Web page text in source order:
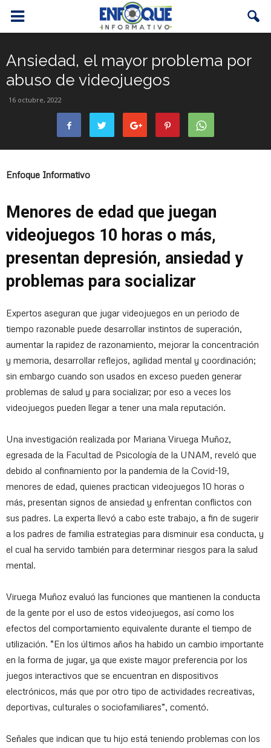
Ansiedad, el mayor problema por
abuso de videojuegos
16 octubre, 2022
Enfoque Informativo
Menores de edad que juegan
videojuegos 10 horas o más,
presentan depresión, ansiedad y
problemas para socializar
Expertos aseguran que jugar videojuegos en un periodo de
tiempo razonable puede desarrollar instintos de superación,
aumentar la rapidez de razonamiento, mejorar la concentración
y memoria, desarrollar reflejos, agilidad mental y coordinación;
sin embargo cuando son usados en exceso pueden generar
problemas de salud y para socializar; por eso a veces los
videojuegos pueden llegar a tener una mala reputación.
Una investigación realizada por Mariana Viruega Muñoz,
egresada de la Facultad de Psicología de la UNAM, reveló que
debido al confinamiento por la pandemia de la Covid-19,
menores de edad, quienes practican videojuegos 10 horas o
más, presentan signos de ansiedad y enfrentan conflictos con
sus padres. La experta llevó a cabo este trabajo, a fin de sugerir
a los padres de familia estrategias para disminuir esa conducta, y
el cual ha servido también para determinar riesgos para la salud
mental.
Viruega Muñoz evaluó las funciones que mantienen la conducta
de la gente por el uso de estos videojuegos, así como los
efectos del comportamiento equivalente durante el tiempo de
utilización. “En los últimos años ha habido un cambio importante
en la forma de jugar, ya que existe mayor preferencia por los
juegos interactivos que se encuentran en dispositivos
electrónicos, más que por otro tipo de actividades recreativas,
deportivas, culturales o sociofamiliares”, comentó.
Señales que indican que tu hijo está teniendo problemas con los